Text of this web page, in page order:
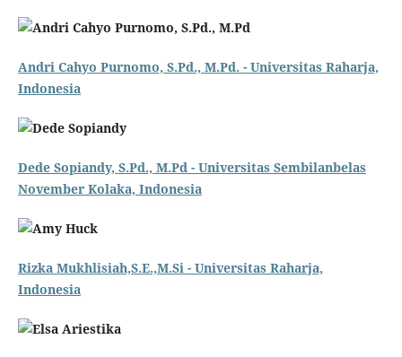
Andri Cahyo Purnomo, S.Pd., M.Pd. - Universitas Raharja,
Indonesia
Dede Sopiandy, S.Pd., M.Pd - Universitas Sembilanbelas
November Kolaka, Indonesia
Rizka Mukhlisiah,S.E.,M.Si - Universitas Raharja,
Indonesia